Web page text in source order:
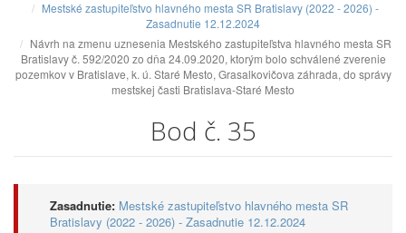
Mestské zastupiteľstvo hlavného mesta SR Bratislavy (2022 - 2026) -
Zasadnutie 12.12.2024
Návrh na zmenu uznesenia Mestského zastupiteľstva hlavného mesta SR
Bratislavy č. 592/2020 zo dňa 24.09.2020, ktorým bolo schválené zverenie
pozemkov v Bratislave, k. ú. Staré Mesto, Grasalkovičova záhrada, do správy
mestskej časti Bratislava-Staré Mesto
Bod č. 35
Zasadnutie: Mestské zastupiteľstvo hlavného mesta SR
Bratislavy (2022 - 2026) - Zasadnutie 12.12.2024